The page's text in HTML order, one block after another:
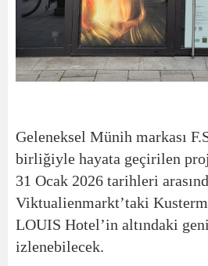
Geleneksel Münih markası
birliğiyle hayata geçirilen
31 Ocak 2026 tarihleri
Viktualienmarkt’taki
LOUIS Hotel’in altındaki
izlenebilecek.